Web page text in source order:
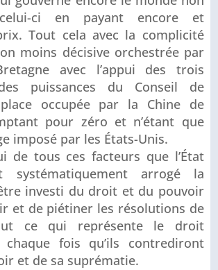
ci en payant encore et
Tout cela avec la complicité
moins décisive orchestrée par
avec l’appui des trois
puissances du Conseil de
occupée par la Chine de
pour zéro et n’étant que
imposé par les États-Unis.
de tous ces facteurs que l’État
systématiquement arrogé la
investi du droit et du pouvoir
et de piétiner les résolutions de
ce qui représente le droit
chaque fois qu’ils contrediront
et de sa suprématie.